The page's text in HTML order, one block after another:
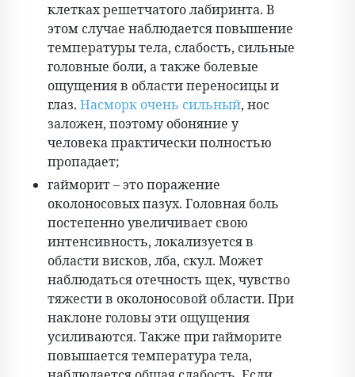
клетках решетчатого лабиринта. В
этом случае наблюдается повышение
температуры тела, слабость, сильные
головные боли, а также болевые
ощущения в области переносицы и
глаз. Насморк очень сильный, нос
заложен, поэтому обоняние у
человека практически полностью
пропадает;
гайморит – это поражение
околоносовых пазух. Головная боль
постепенно увеличивает свою
интенсивность, локализуется в
области висков, лба, скул. Может
наблюдаться отечность щек, чувство
тяжести в околоносовой области. При
наклоне головы эти ощущения
усиливаются. Также при гайморите
повышается температура тела,